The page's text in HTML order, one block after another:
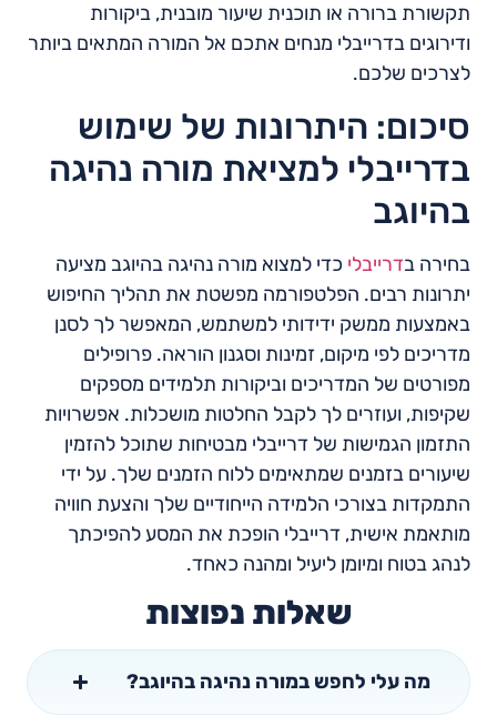
תקשורת ברורה או תוכנית שיעור מובנית, ביקורות
ודירוגים בדרייבלי מנחים אתכם אל המורה המתאים ביותר
לצרכים שלכם.
סיכום: היתרונות של שימוש
בדרייבלי למציאת מורה נהיגה
בהיוגב
בחירה בדרייבלי כדי למצוא מורה נהיגה בהיוגב מציעה
יתרונות רבים. הפלטפורמה מפשטת את תהליך החיפוש
באמצעות ממשק ידידותי למשתמש, המאפשר לך לסנן
מדריכים לפי מיקום, זמינות וסגנון הוראה. פרופילים
מפורטים של המדריכים וביקורות תלמידים מספקים
שקיפות, ועוזרים לך לקבל החלטות מושכלות. אפשרויות
התזמון הגמישות של דרייבלי מבטיחות שתוכל להזמין
שיעורים בזמנים שמתאימים ללוח הזמנים שלך. על ידי
התמקדות בצורכי הלמידה הייחודיים שלך והצעת חוויה
מותאמת אישית, דרייבלי הופכת את המסע להפיכתך
לנהג בטוח ומיומן ליעיל ומהנה כאחד.
שאלות נפוצות
מה עלי לחפש במורה נהיגה בהיוגב?